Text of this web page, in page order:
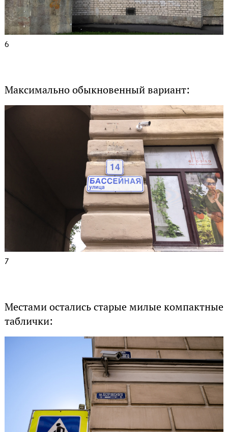
6
Максимально обыкновенный вариант:
7
Местами остались старые милые компактные
таблички: